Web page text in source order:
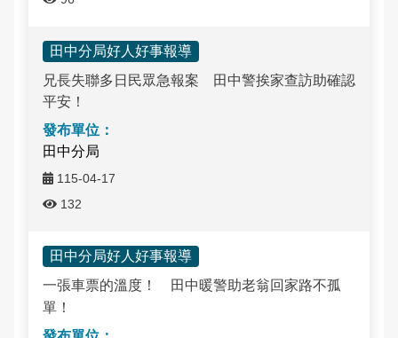
田中分局好人好事報導
兄長失聯多日民眾急報案 田中警挨家查訪助確認
平安！
田中分局
115-04-17
132
田中分局好人好事報導
一張車票的溫度！ 田中暖警助老翁回家路不孤
單！